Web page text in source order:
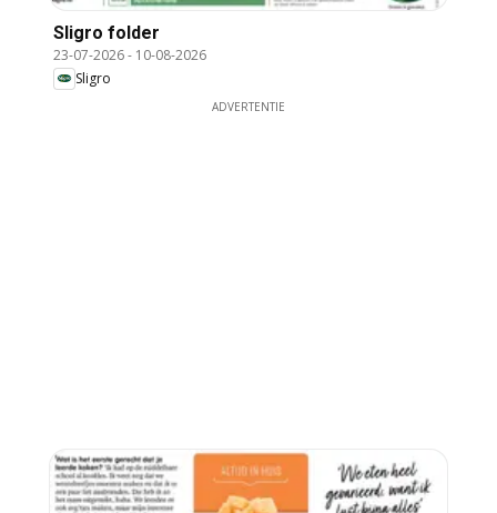
Sligro folder
23-07-2026- 10-08-2026
Sligro
ADVERTENTIE